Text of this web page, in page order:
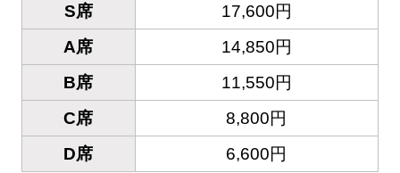
S席
17,600円
A席
14,850円
B席
11,550円
C席
8,800円
D席
6,600円